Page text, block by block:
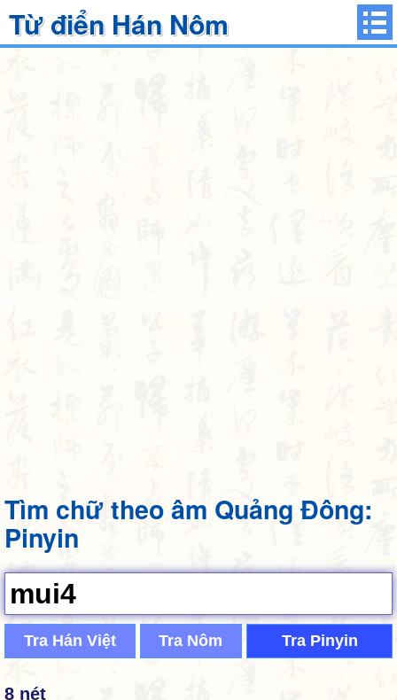
Từ điển Hán Nôm
Tìm chữ theo âm Quảng Đông:
Pinyin
Tra Hán Việt Tra Nôm Tra Pinyin
8 nét